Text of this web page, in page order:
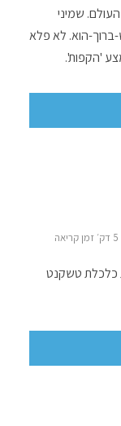
שמיני
ברוך-הוא. לא פלא
'הקפות'.
5 דק׳ זמן קריאה
כלכלת טשקנט